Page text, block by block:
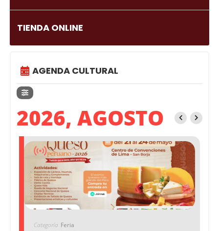
TIENDA ONLINE
AGENDA CULTURAL
2026, AGOSTO
Categoría Feria